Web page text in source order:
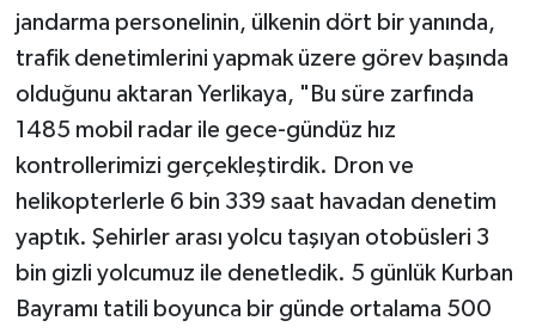
jandarma personelinin, ülkenin dört bir yanında,
trafik denetimlerini yapmak üzere görev başında
olduğunu aktaran Yerlikaya, "Bu süre zarfında
1485 mobil radar ile gece-gündüz hız
kontrollerimizi gerçekleştirdik. Dron ve
helikopterlerle 6 bin 339 saat havadan denetim
yaptık. Şehirler arası yolcu taşıyan otobüsleri 3
bin gizli yolcumuz ile denetledik. 5 günlük Kurban
Bayramı tatili boyunca bir günde ortalama 500